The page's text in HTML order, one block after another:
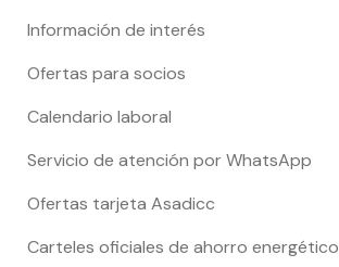
Información de interés
Ofertas para socios
Calendario laboral
Servicio de atención por WhatsApp
Ofertas tarjeta Asadicc
Carteles oficiales de ahorro energético